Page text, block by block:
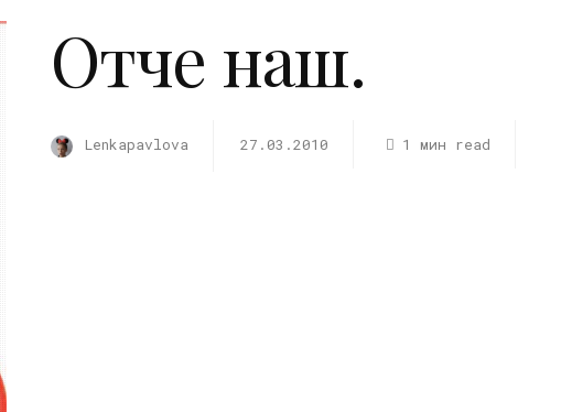
Отче наш.
Lenkapavlova 27.03.2010 1 мин read